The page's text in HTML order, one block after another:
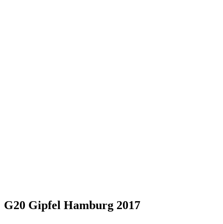
G20 Gipfel Hamburg 2017